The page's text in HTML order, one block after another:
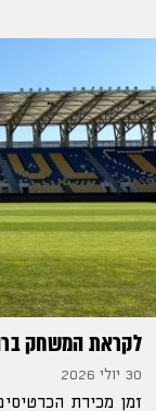
לקראת המשחק
30 יולי 2026
זמן מכירת